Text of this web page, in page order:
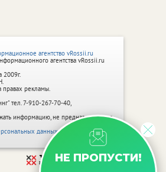
НЕ ПРОПУСТИ!
агентство vRossii.ru
агентства vRossii.ru
правах рекламы.
тел. 7-910-267-70-40,
информацию, не предназначенную
данных